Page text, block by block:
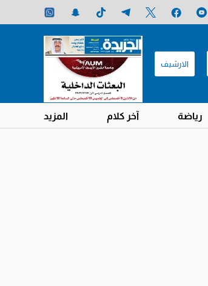
الارشيف
رياضة آخر كلام المزيد